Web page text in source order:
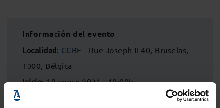
Información del evento
Localidad: CCBE - Rue Joseph II 40, Bruselas,
1000, Bélgica
Inicio: 19 enero 2021 - 10:00h